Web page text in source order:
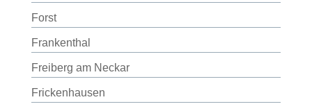
Forst
Frankenthal
Freiberg am Neckar
Frickenhausen